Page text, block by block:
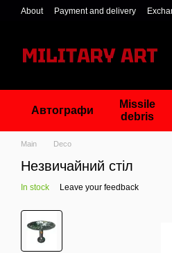
Skip to main content
About Payment and delivery
Автографи
Missile
debris
Main Deco
Незвичайний стіл
In stock Leave your feedback